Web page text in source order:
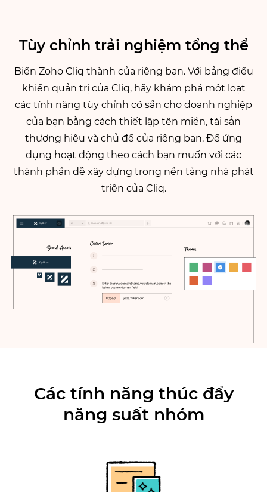
Tùy chỉnh trải nghiệm tổng thể
Biến Zoho Cliq thành của riêng bạn. Với bảng điều
khiển quản trị của Cliq, hãy khám phá một loạt
các tính năng tùy chỉnh có sẵn cho doanh nghiệp
của bạn bằng cách thiết lập tên miền, tài sản
thương hiệu và chủ đề của riêng bạn. Để ứng
dụng hoạt động theo cách bạn muốn với các
thành phần dễ xây dựng trong nền tảng nhà phát
triển của Cliq.
Các tính năng thúc đẩy
năng suất nhóm